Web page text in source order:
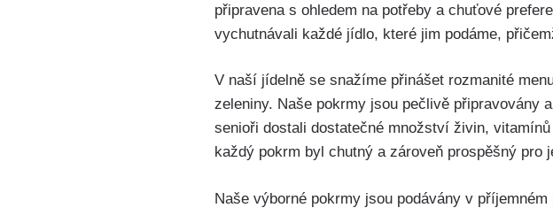
připravena s ohledem na potřeby a chuťové
vychutnávali každé jídlo, které jim podáme,
V naší jídelně se snažíme přinášet rozmanité
zeleniny. Naše pokrmy jsou pečlivě připravovány
senioři dostali dostatečné množství živin,
každý pokrm byl chutný a zároveň prospěšný pro
Naše výborné pokrmy jsou podávány v